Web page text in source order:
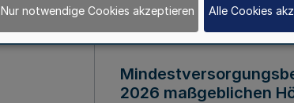
2026 maßgeblichen
Nur notwendige Cookies akzeptieren Alle Cookies